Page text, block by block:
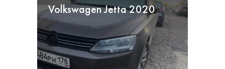
Volkswagen Jetta 2020